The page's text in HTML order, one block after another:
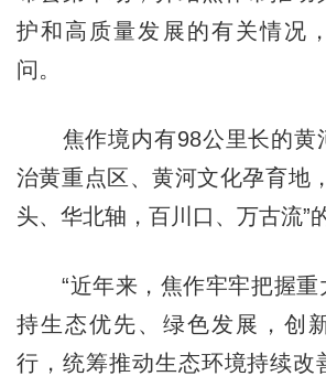
护和高质量发展的有关情况
问。
焦作境内有98公里长的黄
治黄重点区、黄河文化孕育地
头、华北轴，百川口、万古流”
“近年来，焦作牢牢把握重
持生态优先、绿色发展，创
行，统筹推动生态环境持续改